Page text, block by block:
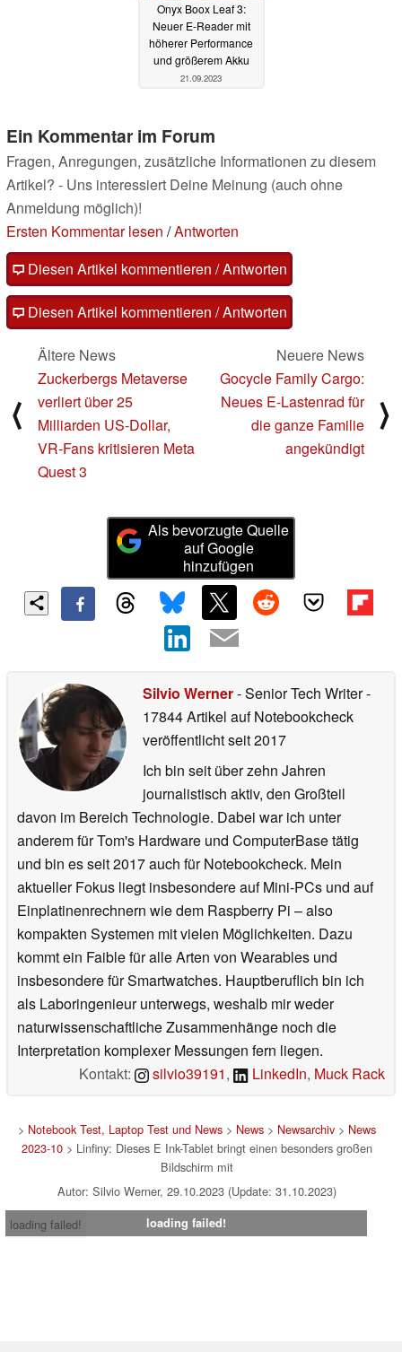
Onyx Boox Leaf 3:
Neuer E-Reader mit
höherer Performance
und größerem Akku
21.09.2023
Ein Kommentar im Forum
Fragen, Anregungen, zusätzliche Informationen zu diesem
Artikel? - Uns interessiert Deine Meinung (auch ohne
Anmeldung möglich)!
Ersten Kommentar lesen /Antworten
Diesen Artikel kommentieren / Antworten
Diesen Artikel kommentieren / Antworten
⟨
Ältere News
Zuckerbergs Metaverse
verliert über 25
Milliarden US-Dollar,
VR-Fans kritisieren Meta
Quest 3
Neuere News
Gocycle Family Cargo:
Neues E-Lastenrad für
die ganze Familie
angekündigt
⟩
Als bevorzugte Quelle
auf Google
hinzufügen
Silvio Werner- Senior Tech Writer-
17844 Artikel auf Notebookcheck
veröffentlichtseit 2017
Ich bin seit über zehn Jahren
journalistisch aktiv, den Großteil
davon im Bereich Technologie. Dabei war ich unter
anderem für Tom's Hardware und ComputerBase tätig
und bin es seit 2017 auch für Notebookcheck. Mein
aktueller Fokus liegt insbesondere auf Mini-PCs und auf
Einplatinenrechnern wie dem Raspberry Pi – also
kompakten Systemen mit vielen Möglichkeiten. Dazu
kommt ein Faible für alle Arten von Wearables und
insbesondere für Smartwatches. Hauptberuflich bin ich
als Laboringenieur unterwegs, weshalb mir weder
naturwissenschaftliche Zusammenhänge noch die
Interpretation komplexer Messungen fern liegen.
Kontakt:
silvio39191, LinkedIn, Muck Rack
> Notebook Test, Laptop Test und News> News> Newsarchiv> News
2023-10> Linfiny: Dieses E Ink-Tablet bringt einen besonders großen
Bildschirm mit
Autor: Silvio Werner, 29.10.2023 (Update: 31.10.2023)
loading failed!
loading failed!